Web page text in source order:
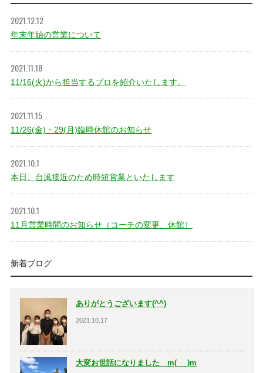
2021.12.12
年末年始の営業について
2021.11.18
11/16(火)から担当するプロを紹介いたします。
2021.11.15
11/26(金)・29(月)臨時休館のお知らせ
2021.10.1
本日、台風接近のため時短営業といたします
2021.10.1
11月営業時間のお知らせ（コーチの変更、休館）
新着ブログ
ありがとうございます(^^)
2021.10.17
大変お世話になりました m(_ _)m